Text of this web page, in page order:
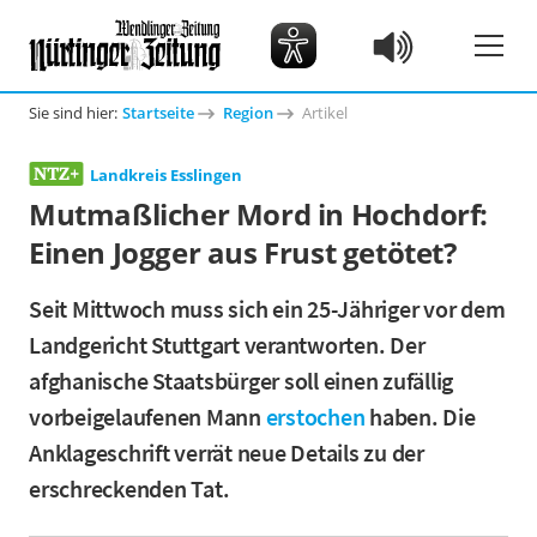
Sie sind hier: Startseite Region Artikel
Landkreis Esslingen
Mutmaßlicher Mord in Hochdorf:
Einen Jogger aus Frust getötet?
Seit Mittwoch muss sich ein 25-Jähriger vor dem
Landgericht Stuttgart verantworten. Der
afghanische Staatsbürger soll einen zufällig
vorbeigelaufenen Mann erstochen haben. Die
Anklageschrift verrät neue Details zu der
erschreckenden Tat.